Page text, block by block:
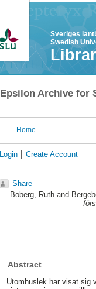
Sveriges
Swedish
Epsilon Archive for
Home
Login Create Account
Share
Boberg, Ruth and
Abstract
Utomhuslek har visat sig